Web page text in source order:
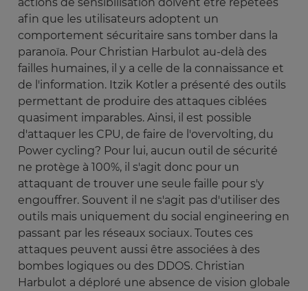
afin que les utilisateurs adoptent un
comportement sécuritaire sans tomber dans la
paranoïa. Pour Christian Harbulot au-delà des
failles humaines, il y a celle de la connaissance et
de l'information. Itzik Kotler a présenté des outils
permettant de produire des attaques ciblées
quasiment imparables. Ainsi, il est possible
d'attaquer les CPU, de faire de l'overvolting, du
Power cycling? Pour lui, aucun outil de sécurité
ne protège à 100%, il s'agit donc pour un
attaquant de trouver une seule faille pour s'y
engouffrer. Souvent il ne s'agit pas d'utiliser des
outils mais uniquement du social engineering en
passant par les réseaux sociaux. Toutes ces
attaques peuvent aussi être associées à des
bombes logiques ou des DDOS. Christian
Harbulot a déploré une absence de vision globale